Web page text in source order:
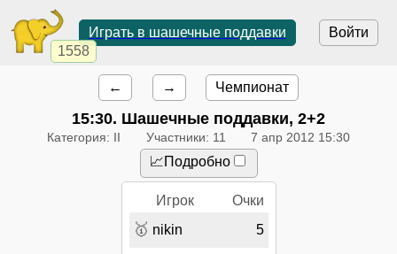
1558
Войти
Играть в шашечные поддавки
← → Чемпионат
15:30. Шашечные поддавки, 2+2
Категория: II Участники: 11 7 апр 2012 15:30
📈Подробно
Игрок Очки
🥇 nikin 5